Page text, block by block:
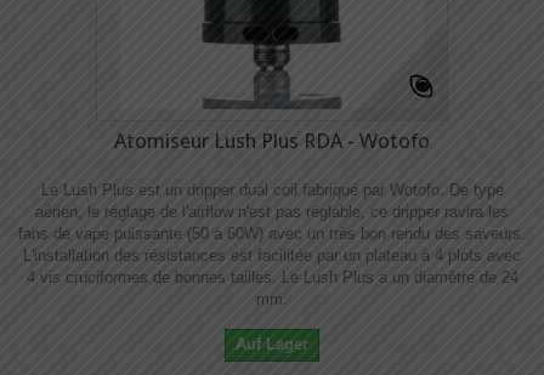
Atomiseur Lush Plus RDA - Wotofo
Le Lush Plus est un dripper dual coil fabriqué par Wotofo. De type
aérien, le réglage de l'airflow n'est pas réglable, ce dripper ravira les
fans de vape puissante (50 à 60W) avec un très bon rendu des saveurs.
L'installation des résistances est facilitée par un plateau à 4 plots avec
4 vis cruciformes de bonnes tailles. Le Lush Plus a un diamètre de 24
mm.
Auf Lager